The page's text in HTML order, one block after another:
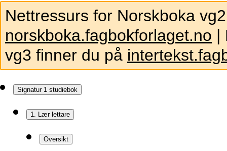
Nettressurs for Norskboka
norskboka.fagbokforlaget.no |
vg3 finner du på
Signatur 1 studiebok
1. Lær lettare
Oversikt